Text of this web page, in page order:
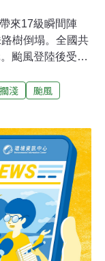
來17級瞬間陣
樹倒塌。全國共
颱風登陸後受到
石流，金山更因
海 基隆、新北
站於3日測得408
起土石流災情，
公尺；基隆天
公務車陷落。基
員撤離的區域，
山、石門等沿海
片汪洋。《中央
路中斷，金山已
淺
颱風